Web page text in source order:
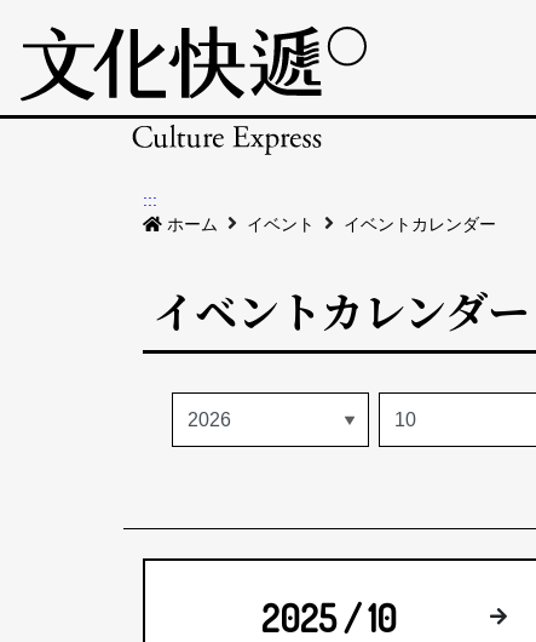
:::
ホーム
イベント イベントカレンダー
イベントカレンダー
2025 / 10 来月